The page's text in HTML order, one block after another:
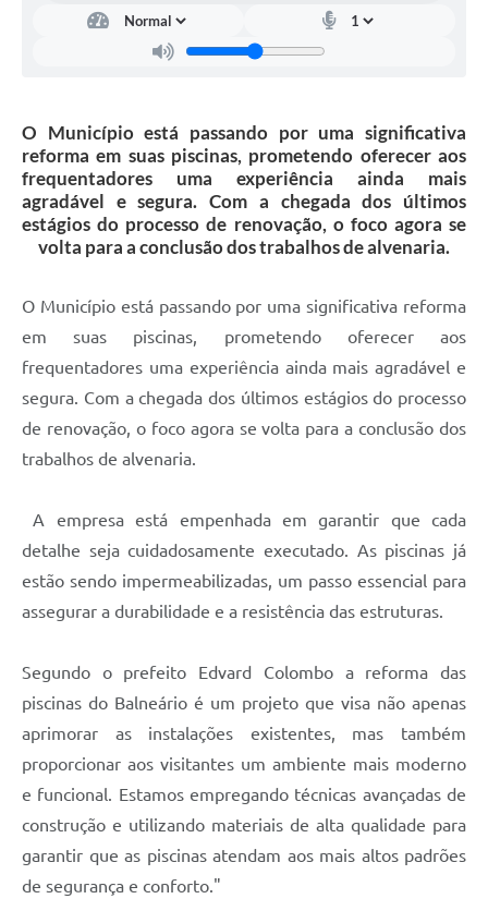
O Município está passando por uma significativa
reforma em suas piscinas, prometendo oferecer aos
frequentadores uma experiência ainda mais
agradável e segura. Com a chegada dos últimos
estágios do processo de renovação, o foco agora se
volta para a conclusão dos trabalhos de alvenaria.
O Município está passando por uma significativa reforma
em suas piscinas, prometendo oferecer aos
frequentadores uma experiência ainda mais agradável e
segura. Com a chegada dos últimos estágios do processo
de renovação, o foco agora se volta para a conclusão dos
trabalhos de alvenaria.
A empresa está empenhada em garantir que cada
detalhe seja cuidadosamente executado. As piscinas já
estão sendo impermeabilizadas, um passo essencial para
assegurar a durabilidade e a resistência das estruturas.
Segundo o prefeito Edvard Colombo a reforma das
piscinas do Balneário é um projeto que visa não apenas
aprimorar as instalações existentes, mas também
proporcionar aos visitantes um ambiente mais moderno
e funcional. Estamos empregando técnicas avançadas de
construção e utilizando materiais de alta qualidade para
garantir que as piscinas atendam aos mais altos padrões
de segurança e conforto."